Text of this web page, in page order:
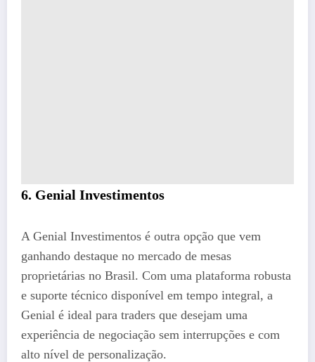
6. Genial Investimentos
A Genial Investimentos é outra opção que vem
ganhando destaque no mercado de mesas
proprietárias no Brasil. Com uma plataforma robusta
e suporte técnico disponível em tempo integral, a
Genial é ideal para traders que desejam uma
experiência de negociação sem interrupções e com
alto nível de personalização.